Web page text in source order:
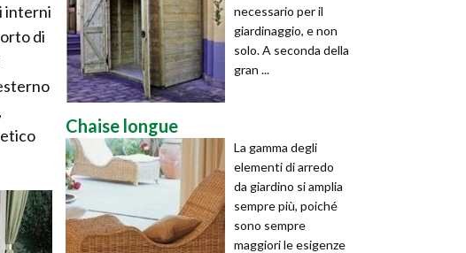
interni
di
necessario per il
giardinaggio, e non
solo. A seconda della
gran ...
Chaise longue
La gamma degli
elementi di arredo
da giardino si amplia
sempre più, poiché
sono sempre
maggiori le esigenze